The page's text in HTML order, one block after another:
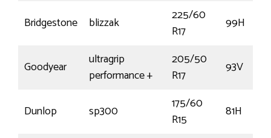
Bridgestone blizzak
225/60
R17
99H
Goodyear
ultragrip
performance +
205/50
R17
93V
Dunlop sp300
175/60
R15
81H